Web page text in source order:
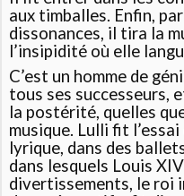
aux timballes. Enfin,
dissonances, il tira la
l’insipidité où elle
C’est un homme de
tous ses successeurs,
la postérité, quelles
musique. Lulli fit
lyrique, dans des
dans lesquels Louis
divertissements, le roi